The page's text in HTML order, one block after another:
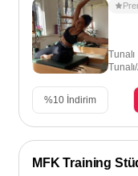
%10 İndirim
MFK Training